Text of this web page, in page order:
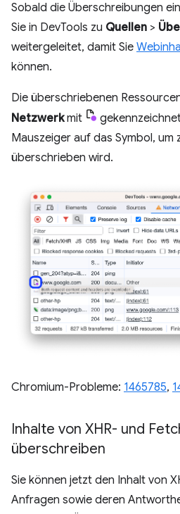
Sobald die Überschreibungen
Sie in DevTools zu Quellen >
weitergeleitet, damit Sie
können.
Die überschriebenen
Netzwerkmit
Mauszeiger auf das Symbol, um
überschrieben wird.
Chromium-Probleme: 1465785,
Inhalte von XHR- und
überschreiben
Sie können jetzt den Inhalt von
Anfragen sowie deren